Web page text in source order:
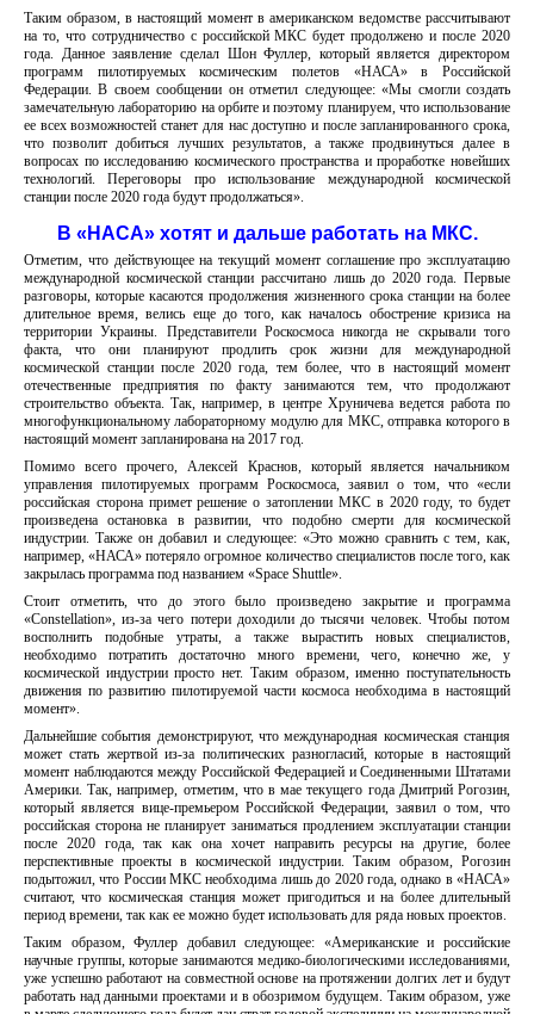
Таким образом, в настоящий момент в американском ведомстве рассчитывают
на то, что сотрудничество с российской МКС будет продолжено и после 2020
года. Данное заявление сделал Шон Фуллер, который является директором
программ пилотируемых космическим полетов «НАСА» в Российской
Федерации. В своем сообщении он отметил следующее: «Мы смогли создать
замечательную лабораторию на орбите и поэтому планируем, что использование
ее всех возможностей станет для нас доступно и после запланированного срока,
что позволит добиться лучших результатов, а также продвинуться далее в
вопросах по исследованию космического пространства и проработке новейших
технологий. Переговоры про использование международной космической
станции после 2020 года будут продолжаться».
В «НАСА» хотят и дальше работать на МКС.
Отметим, что действующее на текущий момент соглашение про эксплуатацию
международной космической станции рассчитано лишь до 2020 года. Первые
разговоры, которые касаются продолжения жизненного срока станции на более
длительное время, велись еще до того, как началось обострение кризиса на
территории Украины. Представители Роскосмоса никогда не скрывали того
факта, что они планируют продлить срок жизни для международной
космической станции после 2020 года, тем более, что в настоящий момент
отечественные предприятия по факту занимаются тем, что продолжают
строительство объекта. Так, например, в центре Хруничева ведется работа по
многофункциональному лабораторному модулю для МКС, отправка которого в
настоящий момент запланирована на 2017 год.
Помимо всего прочего, Алексей Краснов, который является начальником
управления пилотируемых программ Роскосмоса, заявил о том, что «если
российская сторона примет решение о затоплении МКС в 2020 году, то будет
произведена остановка в развитии, что подобно смерти для космической
индустрии. Также он добавил и следующее: «Это можно сравнить с тем, как,
например, «НАСА» потеряло огромное количество специалистов после того, как
закрылась программа под названием «Space Shuttle».
Стоит отметить, что до этого было произведено закрытие и программа
«Constellation», из-за чего потери доходили до тысячи человек. Чтобы потом
восполнить подобные утраты, а также вырастить новых специалистов,
необходимо потратить достаточно много времени, чего, конечно же, у
космической индустрии просто нет. Таким образом, именно поступательность
движения по развитию пилотируемой части космоса необходима в настоящий
момент».
Дальнейшие события демонстрируют, что международная космическая станция
может стать жертвой из-за политических разногласий, которые в настоящий
момент наблюдаются между Российской Федерацией и Соединенными Штатами
Америки. Так, например, отметим, что в мае текущего года Дмитрий Рогозин,
который является вице-премьером Российской Федерации, заявил о том, что
российская сторона не планирует заниматься продлением эксплуатации станции
после 2020 года, так как она хочет направить ресурсы на другие, более
перспективные проекты в космической индустрии. Таким образом, Рогозин
подытожил, что России МКС необходима лишь до 2020 года, однако в «НАСА»
считают, что космическая станция может пригодиться и на более длительный
период времени, так как ее можно будет использовать для ряда новых проектов.
Таким образом, Фуллер добавил следующее: «Американские и российские
научные группы, которые занимаются медико-биологическими исследованиями,
уже успешно работают на совместной основе на протяжении долгих лет и будут
работать над данными проектами и в обозримом будущем. Таким образом, уже